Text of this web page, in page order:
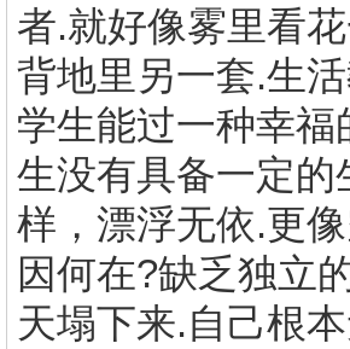
者.就好像雾里看
背地里另一套.生
学生能过一种幸福
生没有具备一定的
样，漂浮无依.更
因何在?缺乏独立
天塌下来.自己根